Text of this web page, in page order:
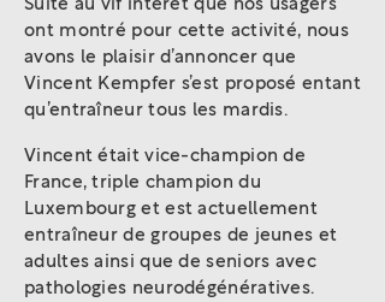
Suite au vif intérêt que nos usagers
ont montré pour cette activité, nous
avons le plaisir d’annoncer que
Vincent Kempfer s’est proposé entant
qu’entraîneur tous les mardis.
Vincent était vice-champion de
France, triple champion du
Luxembourg et est actuellement
entraîneur de groupes de jeunes et
adultes ainsi que de seniors avec
pathologies neurodégénératives.